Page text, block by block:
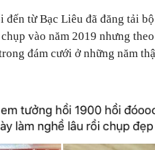
từ Bạc Liêu đã đăng tải
vào năm 2019 nhưng
đám cưới ở những năm